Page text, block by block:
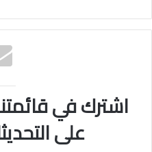
اشترك في
على